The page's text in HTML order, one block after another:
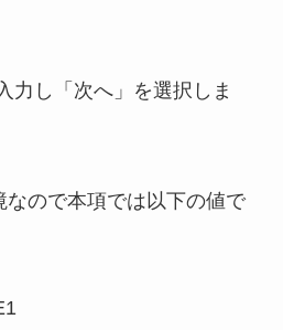
力し「次へ」を選択しま
ので本項では以下の値で